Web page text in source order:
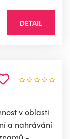
DETAIL
v oblasti
a nahrávání